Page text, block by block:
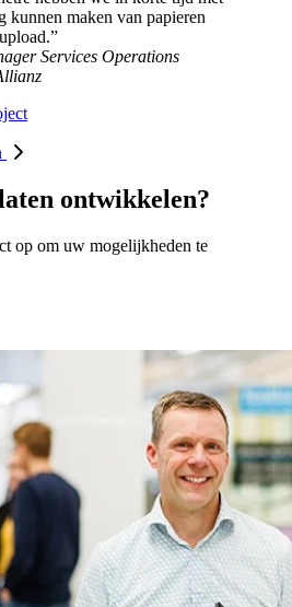
kunnen maken van papieren
Services Operations
ontwikkelen?
op om uw mogelijkheden te